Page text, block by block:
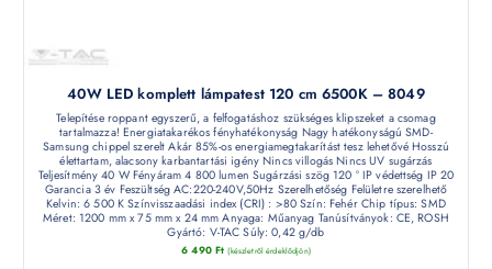
40W LED komplett lámpatest 120 cm 6500K – 8049
Telepítése roppant egyszerű, a felfogatáshoz szükséges klipszeket a csomag
tartalmazza! Energiatakarékos fényhatékonyság Nagy hatékonyságú SMD-
Samsung chippel szerelt Akár 85%-os energiamegtakarítást tesz lehetővé Hosszú
élettartam, alacsony karbantartási igény Nincs villogás Nincs UV sugárzás
Teljesítmény 40 W Fényáram 4 800 lumen Sugárzási szög 120 ° IP védettség IP 20
Garancia 3 év Feszültség AC:220-240V,50Hz Szerelhetőség Felületre szerelhető
Kelvin: 6 500 K Színvisszaadási index (CRI) : >80 Szín: Fehér Chip típus: SMD
Méret: 1200 mm x 75 mm x 24 mm Anyaga: Műanyag Tanúsítványok: CE, ROSH
Gyártó: V-TAC Súly: 0,42 g/db
6 490 Ft (készletről érdeklődjön)